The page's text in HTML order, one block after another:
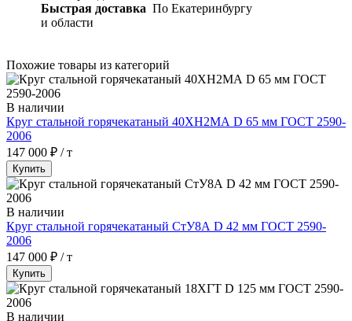
Быстрая доставка По Екатеринбургу
и области
Похожие товары из категорий
В наличии
Круг стальной горячекатаный 40ХН2МА D 65 мм ГОСТ 2590-
2006
147 000 ₽ / т
Купить
В наличии
Круг стальной горячекатаный СтУ8А D 42 мм ГОСТ 2590-
2006
147 000 ₽ / т
Купить
В наличии